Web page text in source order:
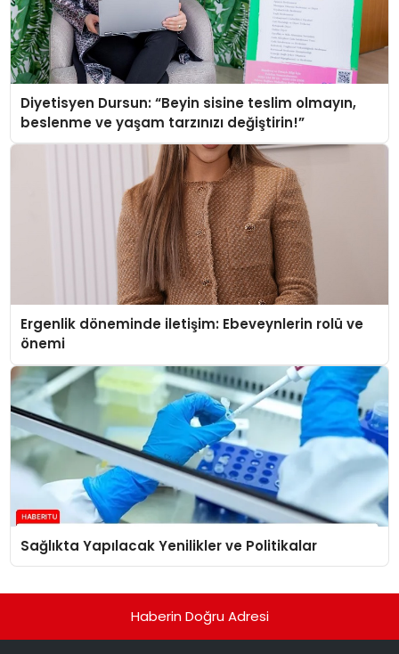
Diyetisyen Dursun: “Beyin sisine teslim olmayın,
beslenme ve yaşam tarzınızı değiştirin!”
Ergenlik döneminde iletişim: Ebeveynlerin rolü ve
önemi
Sağlıkta Yapılacak Yenilikler ve Politikalar
Haberin Doğru Adresi